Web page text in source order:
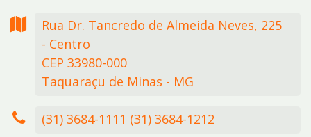
Rua Dr. Tancredo de Almeida Neves, 225
- Centro
CEP 33980-000
Taquaraçu de Minas - MG
(31) 3684-1111 (31) 3684-1212